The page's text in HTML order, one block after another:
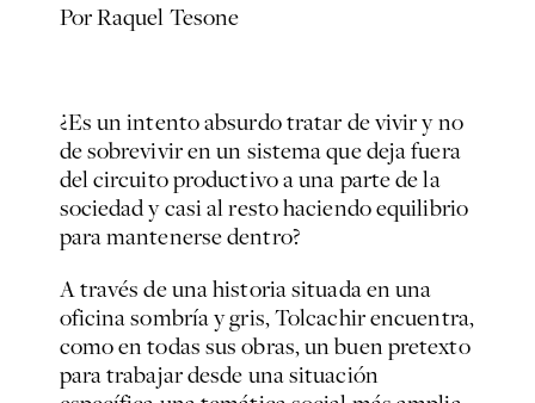
Por Raquel Tesone
¿Es un intento absurdo tratar de vivir y no
de sobrevivir en un sistema que deja fuera
del circuito productivo a una parte de la
sociedad y casi al resto haciendo equilibrio
para mantenerse dentro?
A través de una historia situada en una
oficina sombría y gris, Tolcachir encuentra,
como en todas sus obras, un buen pretexto
para trabajar desde una situación